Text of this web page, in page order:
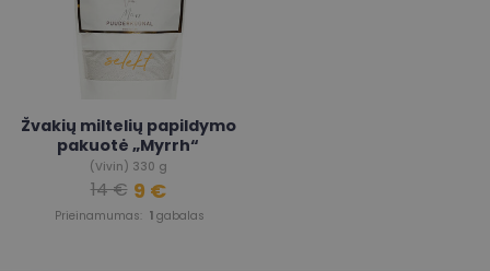
Žvakių miltelių papildymo
pakuotė „Myrrh“
(Vivin) 330 g
Prieinamumas: 1 gabalas
14 € 9 €